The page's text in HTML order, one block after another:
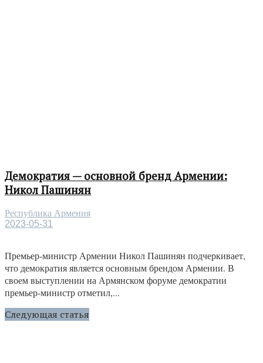
Демократия — основной бренд Армении:
Никол Пашинян
Республика Армения
2023-05-31
Премьер-министр Армении Никол Пашинян подчеркивает,
что демократия является основным брендом Армении. В
своем выступлении на Армянском форуме демократии
премьер-министр отметил,...
Следующая статья